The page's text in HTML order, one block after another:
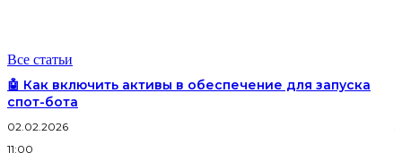
Все статьи
🤖 Как включить активы в обеспечение для запуска
спот-бота
02.02.2026
11:00